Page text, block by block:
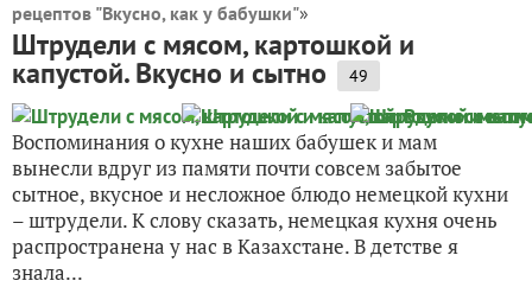
рецептов "Вкусно, как у бабушки"»
Штрудели с мясом, картошкой и
капустой. Вкусно и сытно 49
Воспоминания о кухне наших бабушек и мам
вынесли вдруг из памяти почти совсем забытое
сытное, вкусное и несложное блюдо немецкой кухни
– штрудели. К слову сказать, немецкая кухня очень
распространена у нас в Казахстане. В детстве я
знала...